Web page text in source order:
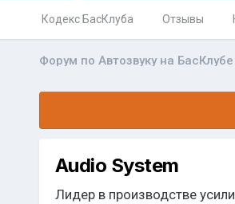
Кодекс БасКлуба Отзывы
Форум по Автозвуку на БасКлубе
Audio System
Лидер в производстве